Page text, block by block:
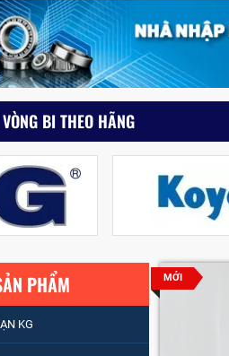
BI THEO HÃNG
MỚI
PHẨM
KG